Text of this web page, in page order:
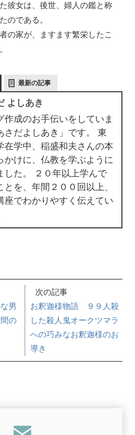
彼女は、後世、婦人の鑑と称
のである。
の家が、ますます繁栄したこ
最新の記事
よしあき
作成のお手伝いをしていま
さだよしあき」です。 東
在学中、稲盛和夫さんの本
かけに、仏教を学ぶように
した。 ２０年以上学んで
とを、年間２００回以上、
座でわかりやすく伝えてい
男
の
次の記事
お釈迦様物語 ９９人殺
した殺人鬼オークツマラ
への巧みなお釈迦様のお
導き